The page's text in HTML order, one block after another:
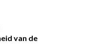
van de